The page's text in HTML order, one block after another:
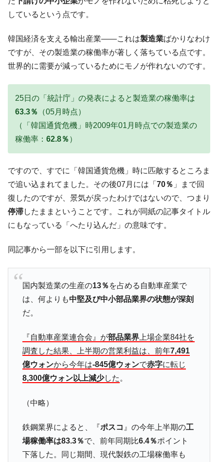
た ⇒ 国家が行った恐るべき株価操作であり、空前の国政壟
断
『Money1』
韓国･警察職員が「丸刈りになって抗議活
動」
『Money1』
中国だけが鉄鋼輸出を異常増加させる ⇒ 中
種は全般的「不調」⇒ PSIが示す現況は決して良くない。
『Money1』
【米韓激突案件】韓国消費者院が『クーパ
ン』1人当たり賠償10万ウォンを認定 ⇒ 総額3兆7,000億
『Money1』 韓国で猛暑。南東部では干ばつ
「KDDX」1番艦、2032年竣工と公示
『Money1』
【対日本円】ウォン安が急進！ 日米の協調
に韓国がいっちょがみしたのでは。
『Money1』
韓国政府『BYD』車への補助金を全廃 ⇒ 実
は韓国で『BYD』車は売れている。6カ月で対前年同期比
『Money1』
在韓米国大使スティールが着韓！⇒ さっそ
ドを掲げる「在韓反米勢力」
『Money1』
韓国政府「2035年までに18.4GW規模のAIデ
ータセンター整備」⇒ だから無理だってば。
『Money1』
『Money1』
韓国『国民年金公団』株価暴落で200兆蒸
発。
『Money1』
韓国政府「ニセＫ-ブランドを通報しようキ
ャンペーン」⇒ あの名物教授も登場！
『Money1』
ぎ」では。
『Money1』
韓国鉄鋼最大手『POSCO』ズブズブ沈む。
営業利益80.2％も減少
『Money1』
米国下院「韓国の公務員個人をターゲット
しているという点です。
韓国経済を支える輸出産業――これは製造業ばかりなわけ
ですが、その製造業の稼働率が著しく落ちている点です。
世界的に需要が減っているためにモノが作れないのです。
25日の「統計庁」の発表によると製造業の稼働率は
63.3％
（05月時点）
（「韓国通貨危機」時2009年01月時点での製造業の
稼働率： 62.8％ ）
ですので、すでに「韓国通貨危機」時に匹敵するところま
で追い込まれてました。その後07月には「 70％ 」まで回
復したのですが、景気が戻ったわけではないので、つまり
停滞したままということです。これが同紙の記事タイトル
にもなっている「へたり込んだ」の意味です。
同記事から一部を以下に引用します。
国内製造業の生産の13％ を占める自動車産業で
は、何よりも中堅及び中小部品業界の状態が深刻
だ。
『自動車産業連合会』が部品業界上場企業84社を
調査した結果、上半期の営業利益は、前年7,491
億ウォンから今年は-845億ウォンで赤字に転じ
8,300億ウォン以上減少した。
（中略）
鉄鋼業界によると、『ポスコ 』の今年上半期の工
場稼働率は83.3％で、前年同期比6.4％ポイント
下落した。同じ期間、現代製鉄の工場稼働率も